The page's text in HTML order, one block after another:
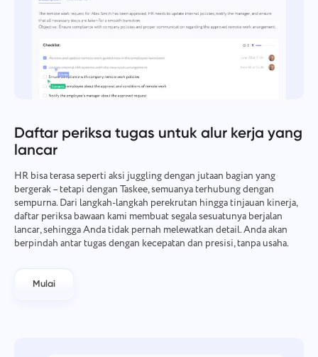
Daftar periksa tugas untuk alur kerja yang
lancar
HR bisa terasa seperti aksi juggling dengan jutaan bagian yang
bergerak – tetapi dengan Taskee, semuanya terhubung dengan
sempurna. Dari langkah-langkah perekrutan hingga tinjauan kinerja,
daftar periksa bawaan kami membuat segala sesuatunya berjalan
lancar, sehingga Anda tidak pernah melewatkan detail. Anda akan
berpindah antar tugas dengan kecepatan dan presisi, tanpa usaha.
Mulai